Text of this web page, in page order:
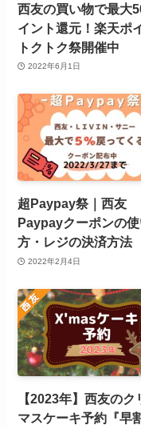
西友の買い物で最大
イント還元！楽天ポ
トクトク祭開催中
2022年6月1日
超Paypay祭｜西友
Paypayクーポンの
方・レジの決済方法
2022年2月4日
【2023年】西友のク
マスケーキ予約『早